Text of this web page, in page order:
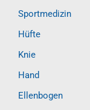
Sportmedizin
Hüfte
Knie
Hand
Ellenbogen